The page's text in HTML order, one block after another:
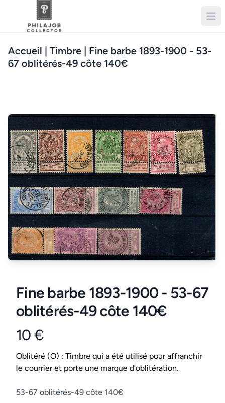
Accueil | Timbre | Fine barbe 1893-1900 - 53-
67 oblitérés-49 côte 140€
Fine barbe 1893-1900 - 53-67
oblitérés-49 côte 140€
Product information
10 €
Conditions
Oblitéré (O) : Timbre qui a été utilisé pour affranchir
le courrier et porte une marque d'oblitération.
Description
53-67 oblitérés-49 côte 140€